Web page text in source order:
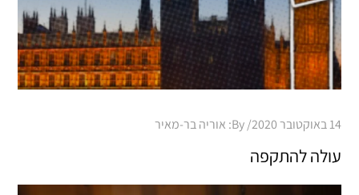
Posted
14 באוקטובר 2020 By: אוריה בר-מאיר
עולה להתקפה